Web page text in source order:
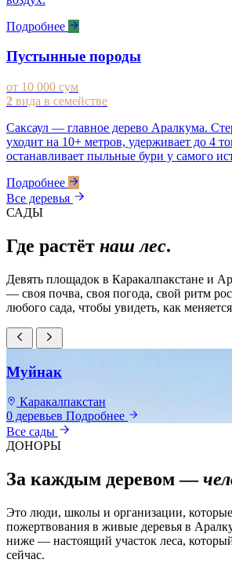
Подробнее
Пустынные породы
от 10 000 сум
2 вида в семействе
Саксаул — главное дерево Аралкума.
уходит на 10+ метров, удерживает до 4
останавливает пыльные бури у самого
Подробнее
Все деревья
САДЫ
Где растёт наш лес.
Девять площадок в Каракалпакстане и
— своя почва, своя погода, свой ритм
любого сада, чтобы увидеть, как
Муйнак
Каракалпакстан
0 деревьев Подробнее
Все сады
ДОНОРЫ
За каждым деревом —
Это люди, школы и организации,
пожертвования в живые деревья в
ниже — настоящий участок леса,
сейчас.